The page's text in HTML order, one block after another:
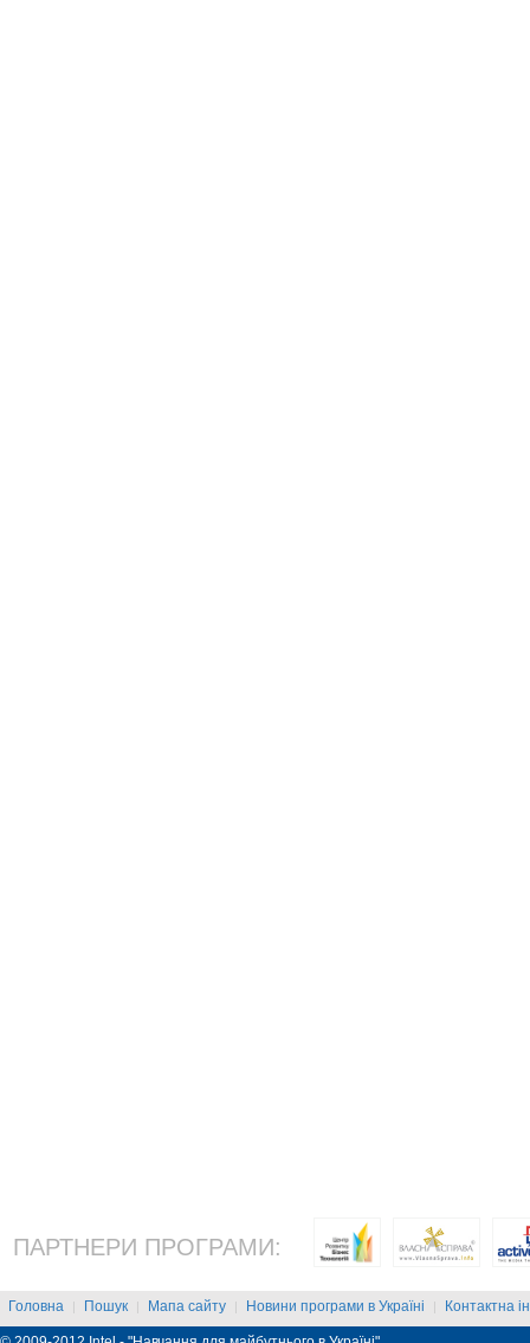
ПАРТНЕРИ ПРОГРАМИ:
Головна | Пошук | Мапа сайту | Новини програми в Україні | Контактна